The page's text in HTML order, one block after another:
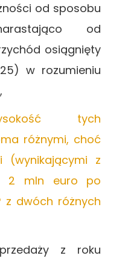
od sposobu
od
osiągnięty
w rozumieniu
tych
różnymi, choć
(wynikającymi z
2 mln euro po
z dwóch różnych
z roku